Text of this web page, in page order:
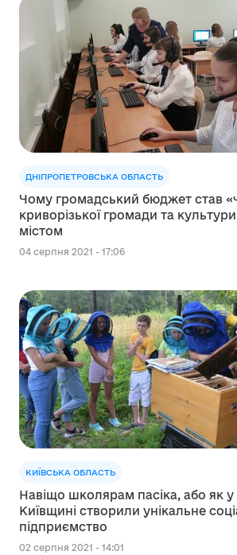
ДНІПРОПЕТРОВСЬКА ОБЛАСТЬ
Чому громадський бюджет став
криворізької громади та
містом
04 серпня 2021 - 17:06
КИЇВСЬКА ОБЛАСТЬ
Навіщо школярам пасіка, або як у
Київщині створили унікальне
підприємство
02 серпня 2021 - 14:01